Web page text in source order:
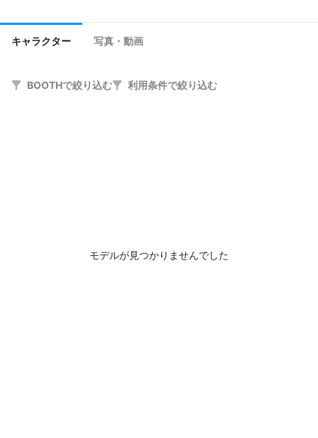
キャラクター 写真・動画
BOOTHで絞り込む 利用条件で絞り込む
モデルが見つかりませんでした